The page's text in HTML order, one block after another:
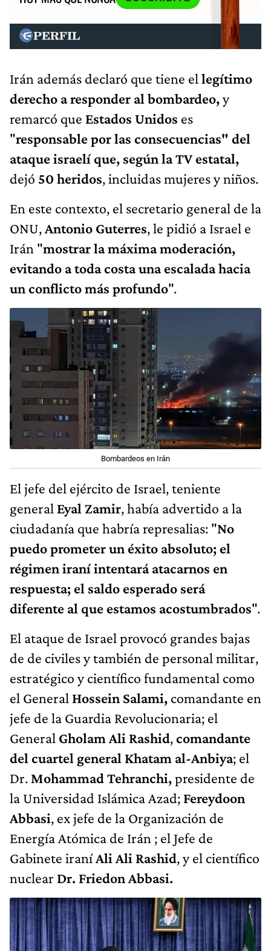
Irán además declaró que tiene el legítimo
derecho a responder al bombardeo,y
remarcó que Estados Unidos es
"responsable por las consecuencias" del
ataque israelí que, según la TV estatal,
dejó 50 heridos, incluidas mujeres y niños.
En este contexto, el secretario general de la
ONU,Antonio Guterres, le pidió a Israel e
Irán "mostrar la máxima moderación,
evitando a toda costa una escalada hacia
un conflicto más profundo".
Bombardeos en Irán
El jefe del ejército de Israel, teniente
general Eyal Zamir, había advertido a la
ciudadanía que habría represalias: "No
puedo prometer un éxito absoluto; el
régimen iraní intentará atacarnos en
respuesta; el saldo esperado será
diferente al que estamos acostumbrados".
El ataque de Israel provocó grandes bajas
de de civiles y también de personal militar,
estratégico y científico fundamental como
el General Hossein Salami, comandante en
jefe de la Guardia Revolucionaria; el
General Gholam Ali Rashid,comandante
del cuartel general Khatam al-Anbiya; el
Dr. Mohammad Tehranchi,presidente de
la Universidad Islámica Azad; Fereydoon
Abbasi, ex jefe de la Organización de
Energía Atómica de Irán ; el Jefe de
Gabinete iraníAli Ali Rashid, y el científico
nuclear Dr. Friedon Abbasi.